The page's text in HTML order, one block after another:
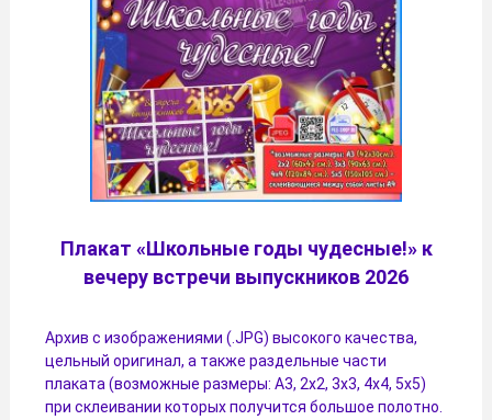
Плакат «Школьные годы чудесные!» к
вечеру встречи выпускников 2026
Архив с изображениями (.JPG) высокого качества,
цельный оригинал, а также раздельные части
плаката (возможные размеры: А3, 2х2, 3х3, 4х4, 5х5)
при склеивании которых получится большое полотно.